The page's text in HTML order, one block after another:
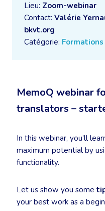
Lieu: Zoom-webinar
Contact: Valérie
bkvt.org
Catégorie: Formations
MemoQ webinar
translators –
In this webinar, you’ll
maximum potential by
functionality.
Let us show you some
your best work as a